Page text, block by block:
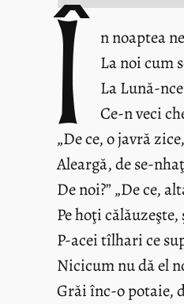
Î
n noaptea
La noi cum
La Lună-
Ce-n veci
„De ce, o javră
Aleargă, de se-
De noi?” „De ce,
Pe hoţi
P-acei tîlhari ce
Nicicum nu dă el
Grăi înc-o potaie,